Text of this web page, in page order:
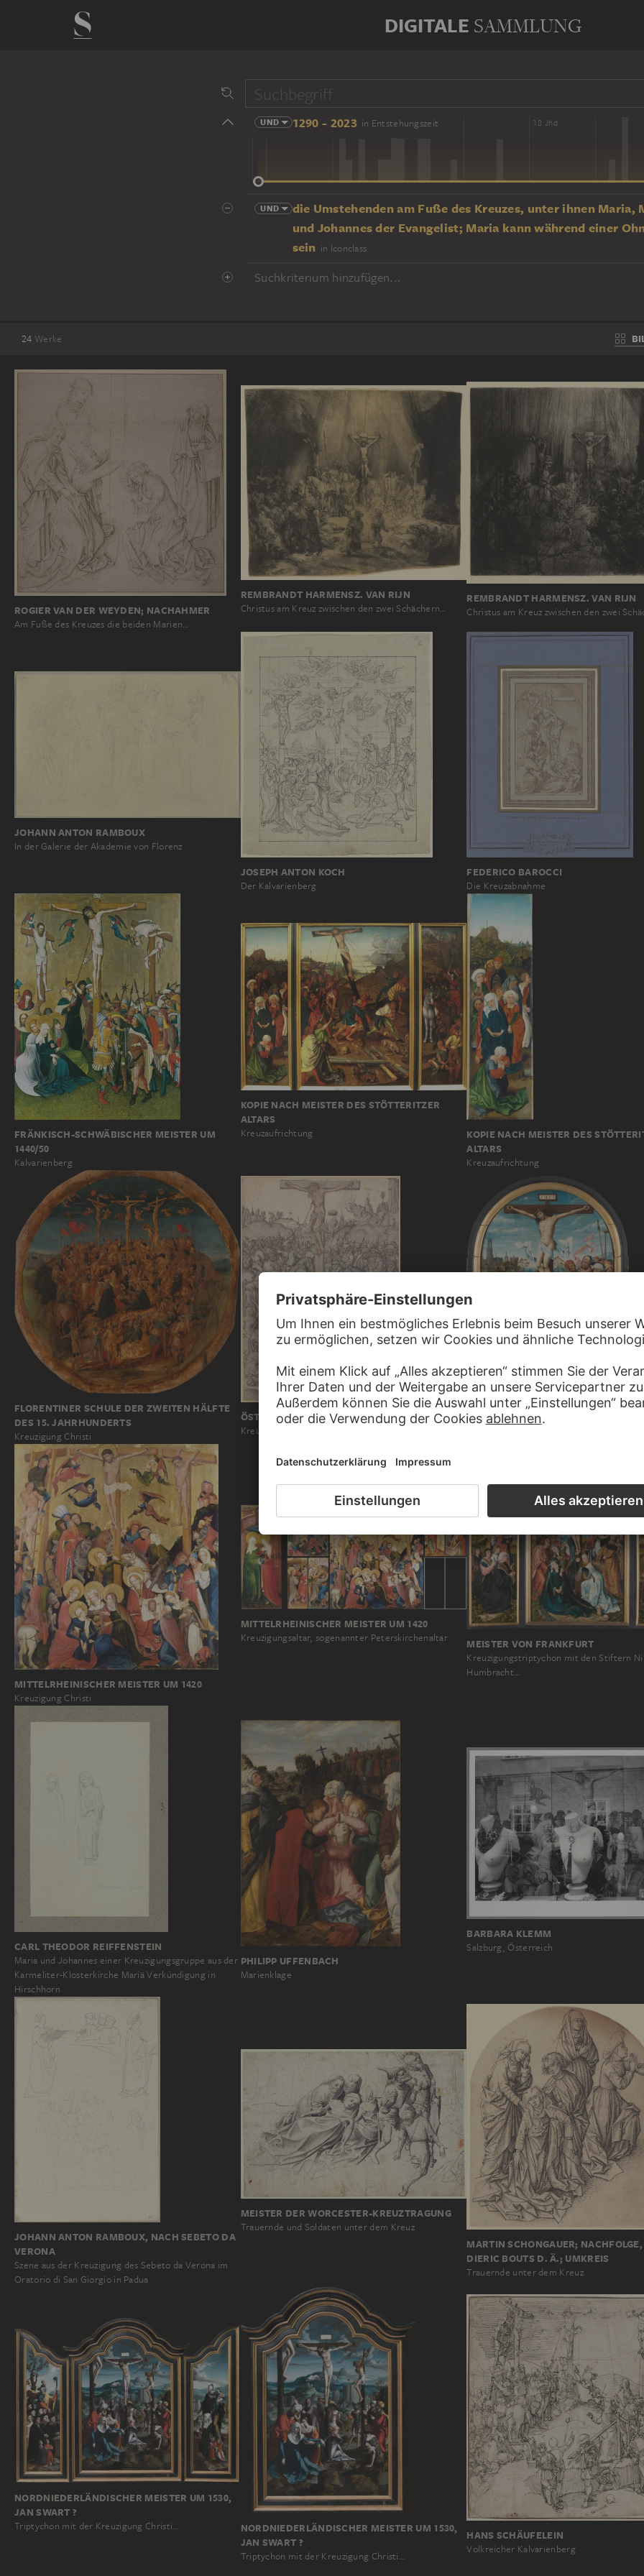
DIGITALE SAMMLUNG
UND 1290 - 2023 in Entstehungszeit
14 Jhd 16 Jhd 18 Jhd
UND
die Umstehenden am Fuße des Kreuzes, unter ihnen Maria,
und Johannes der Evangelist; Maria kann während einer
sein in Iconclass
Suchkriterium hinzufügen...
24 Werke
ROGIER VAN DER WEYDEN; NACHAHMER
Am Fuße des Kreuzes die beiden Marien…
REMBRANDT HARMENSZ. VAN RIJN
Christus am Kreuz zwischen den zwei Schächern…
REMBRANDT HARMENSZ. VAN RIJN
Christus am Kreuz zwischen den zwei
JOHANN ANTON RAMBOUX
In der Galerie der Akademie von Florenz
JOSEPH ANTON KOCH
Der Kalvarienberg
FEDERICO BAROCCI
Die Kreuzabnahme
FRÄNKISCH-SCHWÄBISCHER MEISTER UM
1440/50
Kalvarienberg
KOPIE NACH MEISTER DES STÖTTERITZER
ALTARS
Kreuzaufrichtung
KOPIE NACH MEISTER DES
ALTARS
Kreuzaufrichtung
FLORENTINER SCHULE DER ZWEITEN HÄLFTE
DES 15. JAHRHUNDERTS
Kreuzigung Christi
ÖSTERREICHISCH, 15. JAHRHUNDERT
Kreuzigung Christi
MEISTER VON FRANKFURT
MITTELRHEINISCHER MEISTER UM 1420
Kreuzigung Christi
MITTELRHEINISCHER MEISTER UM 1420
Kreuzigungsaltar, sogenannter Peterskirchenaltar MEISTER VON FRANKFURT
Kreuzigungstriptychon mit den Stiftern
Humbracht…
CARL THEODOR REIFFENSTEIN
Maria und Johannes einer Kreuzigungsgruppe aus der
Karmeliter-Klosterkirche Mariä Verkündigung in
Hirschhorn
PHILIPP UFFENBACH
Marienklage
BARBARA KLEMM
Salzburg, Österreich
JOHANN ANTON RAMBOUX, NACH SEBETO DA
VERONA
Szene aus der Kreuzigung des Sebeto da Verona im
Oratorio di San Giorgio in Padua
MEISTER DER WORCESTER-KREUZTRAGUNG
Trauernde und Soldaten unter dem Kreuz
MARTIN SCHONGAUER;
DIERIC BOUTS D. Ä.; UMKREIS
Trauernde unter dem Kreuz
NORDNIEDERLÄNDISCHER MEISTER UM 1530,
JAN SWART ?
Triptychon mit der Kreuzigung Christi…
NORDNIEDERLÄNDISCHER MEISTER UM 1530,
JAN SWART ?
Triptychon mit der Kreuzigung Christi…
HANS SCHÄUFELEIN
Volkreicher Kalvarienberg